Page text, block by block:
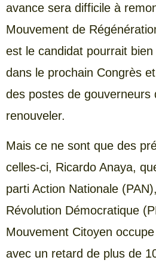
avance sera difficile à
Mouvement de
est le candidat pourrait
dans le prochain Congrès
des postes de gouverneurs
renouveler.
Mais ce ne sont que des
celles-ci, Ricardo Anaya,
parti Action Nationale
Révolution Démocratique
Mouvement Citoyen
avec un retard de plus de